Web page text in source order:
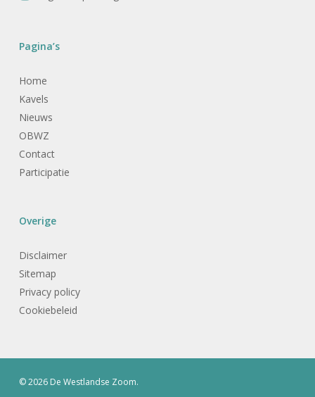
Pagina’s
Home
Kavels
Nieuws
OBWZ
Contact
Participatie
Overige
Disclaimer
Sitemap
Privacy policy
Cookiebeleid
© 2026 De Westlandse Zoom.